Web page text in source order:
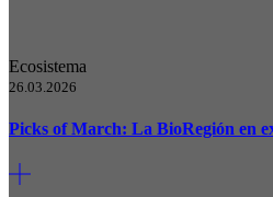
Ecosistema
26.03.2026
Picks of March: La BioRegión en